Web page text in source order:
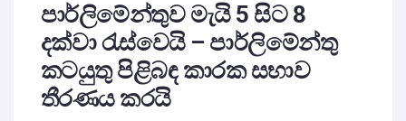
පාර්ලිමේන්තුව මැයි 5 සිට 8
දක්වා රැස්වෙයි – පාර්ලිමේන්තු
කටයුතු පිළිබඳ කාරක සභාව
තීරණය කරයි